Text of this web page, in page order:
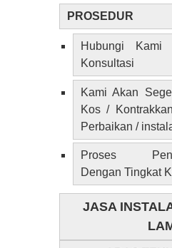
PROSEDUR
Hubungi Kami
Konsultasi
Kami Akan
Kos /
Perbaikan /
Proses
Dengan Tingkat
JASA